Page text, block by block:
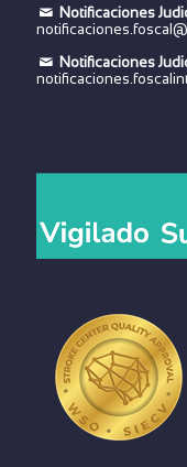
Notificaciones
Notificaciones